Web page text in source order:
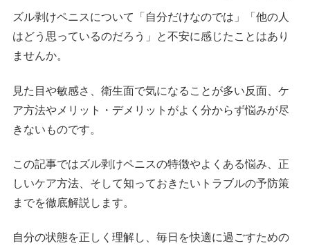
ズル剥けペニスについて「自分だけなのでは」「他の人
はどう思っているのだろう」と不安に感じたことはあり
ませんか。
見た目や敏感さ、衛生面で気になることが多い反面、ケ
ア方法やメリット・デメリットがよく分からず悩みが尽
きないものです。
この記事ではズル剥けペニスの特徴やよくある悩み、正
しいケア方法、そして知っておきたいトラブルの予防策
までを徹底解説します。
自分の状態を正しく理解し、毎日を快適に過ごすための